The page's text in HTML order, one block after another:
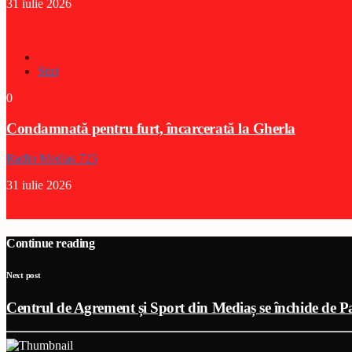
31 iulie 2026
Stiri
0
Condamnată pentru furt, încarcerată la Gherla
Radio Medias 725
31 iulie 2026
Continue reading
Next post
Centrul de Agrement și Sport din Mediaș se închide de